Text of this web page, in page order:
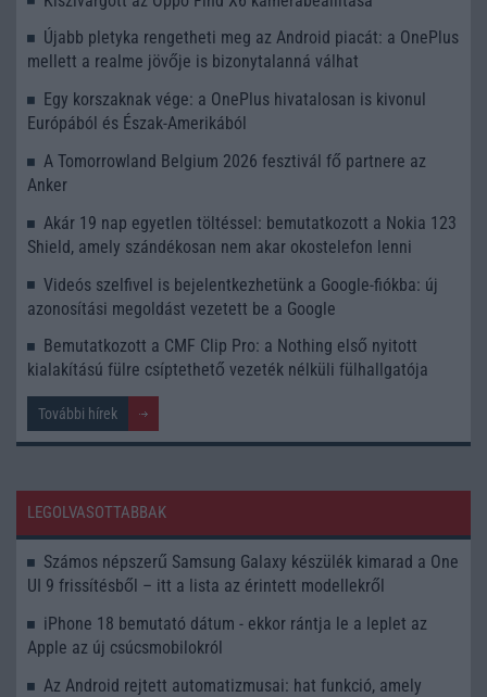
Újabb pletyka rengetheti meg az Android piacát: a OnePlus
mellett a realme jövője is bizonytalanná válhat
Egy korszaknak vége: a OnePlus hivatalosan is kivonul
Európából és Észak-Amerikából
A Tomorrowland Belgium 2026 fesztivál fő partnere az
Anker
Akár 19 nap egyetlen töltéssel: bemutatkozott a Nokia 123
Shield, amely szándékosan nem akar okostelefon lenni
Videós szelfivel is bejelentkezhetünk a Google-fiókba: új
azonosítási megoldást vezetett be a Google
Bemutatkozott a CMF Clip Pro: a Nothing első nyitott
kialakítású fülre csíptethető vezeték nélküli fülhallgatója
További hírek
LEGOLVASOTTABBAK
Számos népszerű Samsung Galaxy készülék kimarad a One
UI 9 frissítésből – itt a lista az érintett modellekről
iPhone 18 bemutató dátum - ekkor rántja le a leplet az
Apple az új csúcsmobilokról
Az Android rejtett automatizmusai: hat funkció, amely